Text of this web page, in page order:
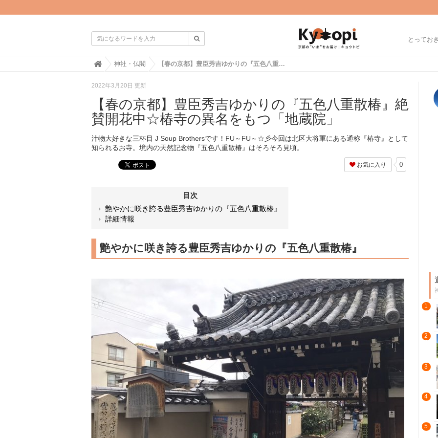
とってお
H
e
神社・仏閣 【春の京都】豊臣秀吉ゆかりの『五色八重散椿』絶賛開花中☆椿寺の異名をもつ「地蔵院」
2022年3月20日 更新
【春の京都】豊臣秀吉ゆかりの『五色八重散椿』絶
賛開花中☆椿寺の異名をもつ「地蔵院」
汁物大好きな三杯目 J Soup Brothersです！FU～FU～☆彡今回は北区大将軍にある通称『椿寺』として
知られるお寺。境内の天然記念物『五色八重散椿』はそろそろ見頃。
お気に入り 0
目次
艶やかに咲き誇る豊臣秀吉ゆかりの『五色八重散椿』
詳細情報
艶やかに咲き誇る豊臣秀吉ゆかりの『五色八重散椿』
1
2
3
4
5